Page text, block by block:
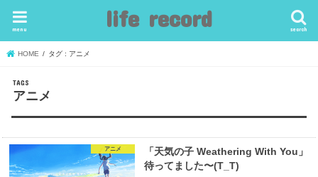
life record search
menu
HOME タグ : アニメ
アニメ
アニメ
「天気の子 Weathering With You」
待ってました〜(T_T)